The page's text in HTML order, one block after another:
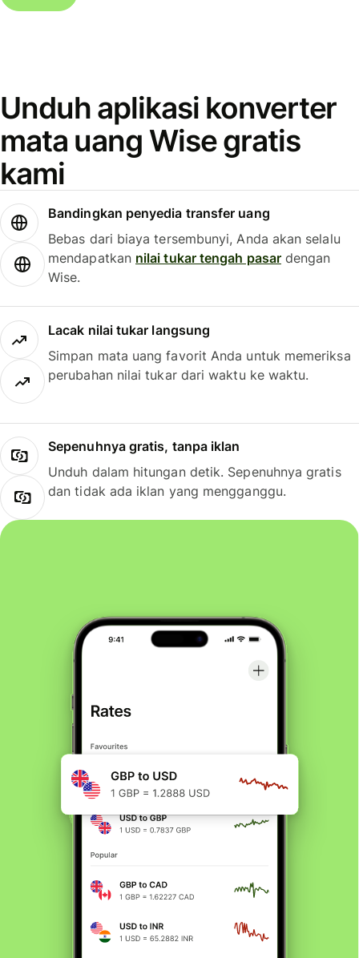
Unduh aplikasi konverter
mata uang Wise gratis
kami
Bandingkan penyedia transfer uang
Bebas dari biaya tersembunyi, Anda akan selalu
mendapatkan nilai tukar tengah pasardengan
Wise.
Lacak nilai tukar langsung
Simpan mata uang favorit Anda untuk memeriksa
perubahan nilai tukar dari waktu ke waktu.
Sepenuhnya gratis, tanpa iklan
Unduh dalam hitungan detik. Sepenuhnya gratis
dan tidak ada iklan yang mengganggu.